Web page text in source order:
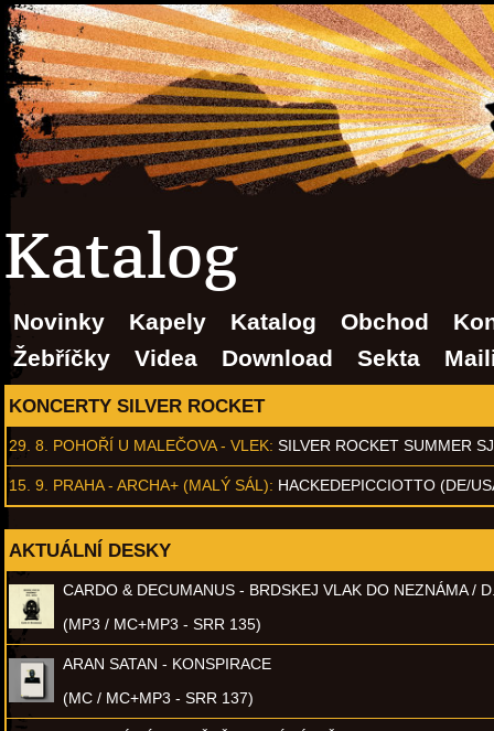
Katalog
Novinky Kapely Katalog Obchod
Žebříčky
Videa Download Sekta
KONCERTY SILVER ROCKET
29. 8. POHOŘÍ U MALEČOVA - VLEK: SILVER ROCKET SUMMER
15. 9. PRAHA - ARCHA+ (MALÝ SÁL): HACKEDEPICCIOTTO (DE/
AKTUÁLNÍ DESKY
CARDO & DECUMANUS - BRDSKEJ VLAK DO NEZNÁMA /
(MP3 / MC+MP3 - SRR 135)
ARAN SATAN - KONSPIRACE
(MC / MC+MP3 - SRR 137)